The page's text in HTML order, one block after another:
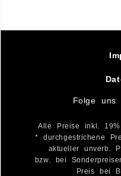
Folge uns
Alle Preise inkl. 19%
* durchgestrichene
aktueller unverb.
bzw. bei
Preis bei